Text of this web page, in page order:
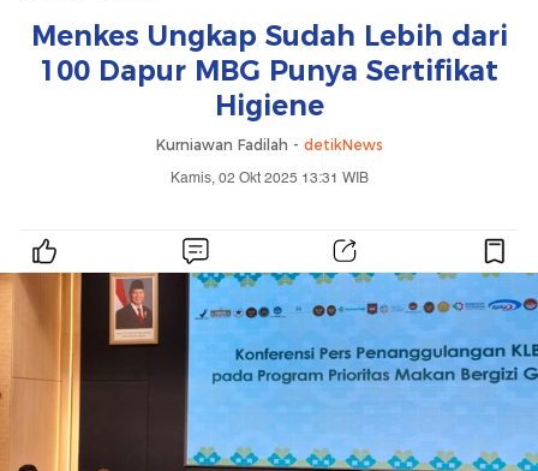
Menkes Ungkap Sudah Lebih dari
100 Dapur MBG Punya Sertifikat
Higiene
Kurniawan Fadilah - detikNews
Kamis, 02 Okt 2025 13:31 WIB